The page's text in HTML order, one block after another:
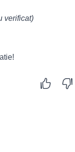
verificat)